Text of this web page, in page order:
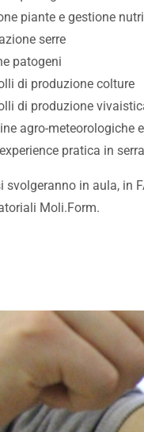
piante e gestione
serre
patogeni
di produzione colture
di produzione
agro-meteorologiche
pratica in serra
in aula, in
Moli.Form.